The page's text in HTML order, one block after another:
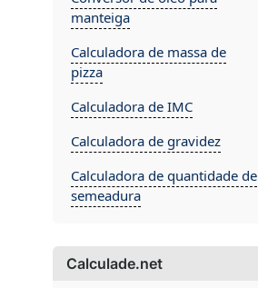
manteiga
Calculadora de massa de
pizza
Calculadora de IMC
Calculadora de gravidez
Calculadora de quantidade de
semeadura
Calculade.net